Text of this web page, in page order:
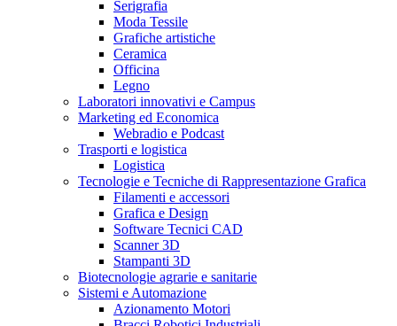
Serigrafia
Moda Tessile
Grafiche artistiche
Ceramica
Officina
Legno
Laboratori innovativi e Campus
Marketing ed Economica
Webradio e Podcast
Trasporti e logistica
Logistica
Tecnologie e Tecniche di Rappresentazione Grafica
Filamenti e accessori
Grafica e Design
Software Tecnici CAD
Scanner 3D
Stampanti 3D
Biotecnologie agrarie e sanitarie
Sistemi e Automazione
Azionamento Motori